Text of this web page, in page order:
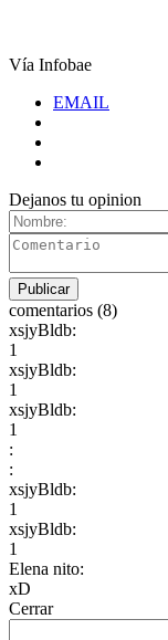
Vía Infobae
EMAIL
Dejanos tu opinion
comentarios (8)
xsjyBldb:
1
xsjyBldb:
1
xsjyBldb:
1
:
:
xsjyBldb:
1
xsjyBldb:
1
Elena nito:
xD
Cerrar